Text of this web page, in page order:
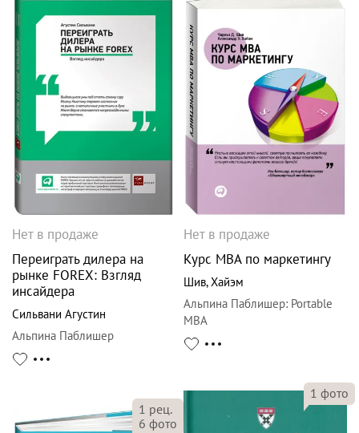
Нет в продаже
Переиграть дилера на
рынке FOREX: Взгляд
инсайдера
Сильвани Агустин
Альпина Паблишер
Нет в продаже
Курс MBA по маркетингу
Шив,Хайэм
Альпина Паблишер: Portable
MBA
1 рец.
6 фото
1 фото